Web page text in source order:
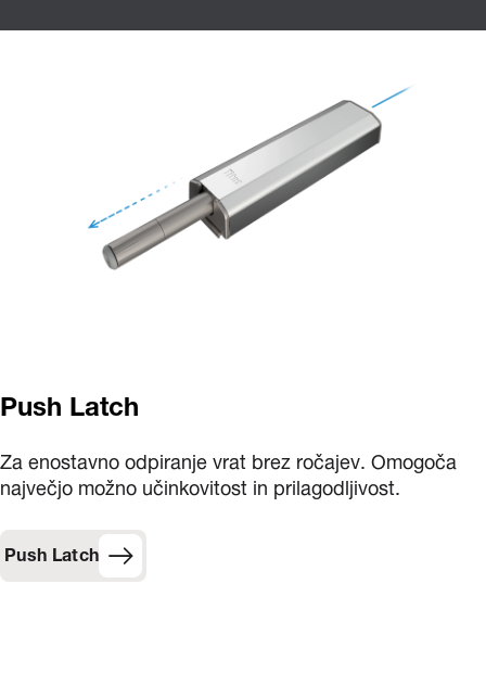
Push Latch
Za enostavno odpiranje vrat brez ročajev. Omogoča
največjo možno učinkovitost in prilagodljivost.
Push Latch